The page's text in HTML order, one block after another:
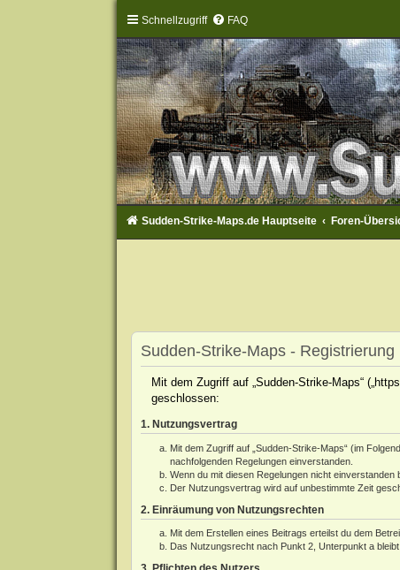
Schnellzugriff FAQ
Sudden-Strike-Maps.de Hauptseite Foren-
Sudden-Strike-Maps - Registrierung
Mit dem Zugriff auf „Sudden-Strike-Maps“
geschlossen:
1. Nutzungsvertrag
Mit dem Zugriff auf „Sudden-Strike-Maps“ (im
nachfolgenden Regelungen einverstanden.
Wenn du mit diesen Regelungen nicht
Der Nutzungsvertrag wird auf unbestimmte Zeit
2. Einräumung von Nutzungsrechten
Mit dem Erstellen eines Beitrags erteilst du dem
Das Nutzungsrecht nach Punkt 2, Unterpunkt a